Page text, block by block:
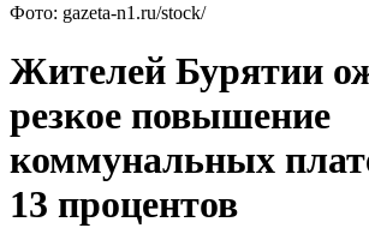
Фото: gazeta-n1.ru/stock/
Жителей Бурятии
резкое повышение
коммунальных
13 процентов